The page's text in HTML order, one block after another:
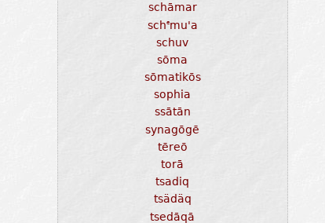
schāmar
schemu'a
schuv
sōma
sōmatikōs
sophia
ssātān
synagōgē
tēreō
torā
tsadiq
tsädäq
tsedāqā